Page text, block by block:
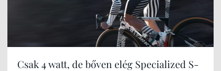
Csak 4 watt, de bőven elég Specialized S-